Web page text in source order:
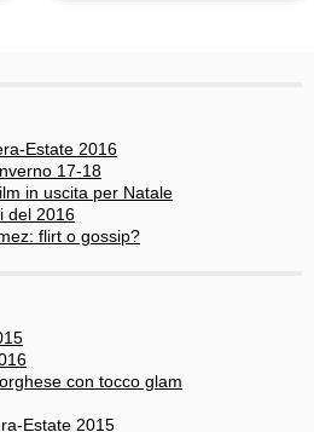
Estate 2016
17-18
in uscita per Natale
del 2016
flirt o gossip?
con tocco glam
Estate 2015